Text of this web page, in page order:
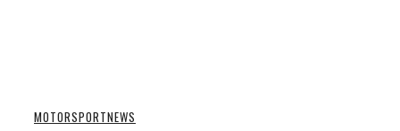
MOTORSPORTNEWS